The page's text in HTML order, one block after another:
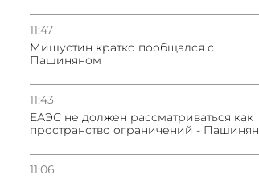
11:47
Мишустин кратко пообщался с
Пашиняном
11:43
ЕАЭС не должен рассматриваться как
пространство ограничений - Пашинян
11:06